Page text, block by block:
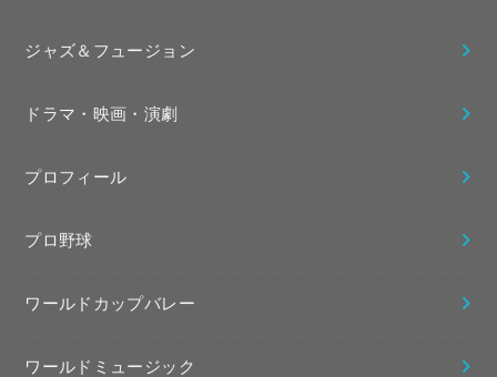
ジャズ＆フュージョン
ドラマ・映画・演劇
プロフィール
プロ野球
ワールドカップバレー
ワールドミュージック